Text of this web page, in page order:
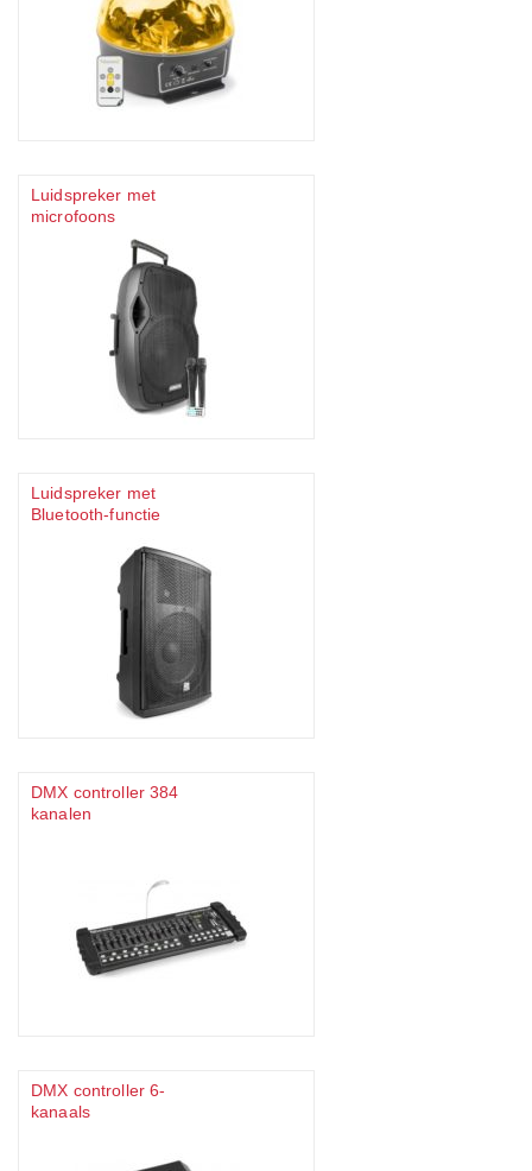
Luidspreker met
microfoons
Luidspreker met
Bluetooth-functie
DMX controller 384
kanalen
DMX controller 6-
kanaals